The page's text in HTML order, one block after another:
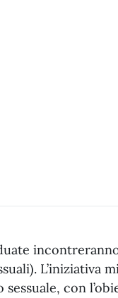
L’iniziativa
sessuale, con